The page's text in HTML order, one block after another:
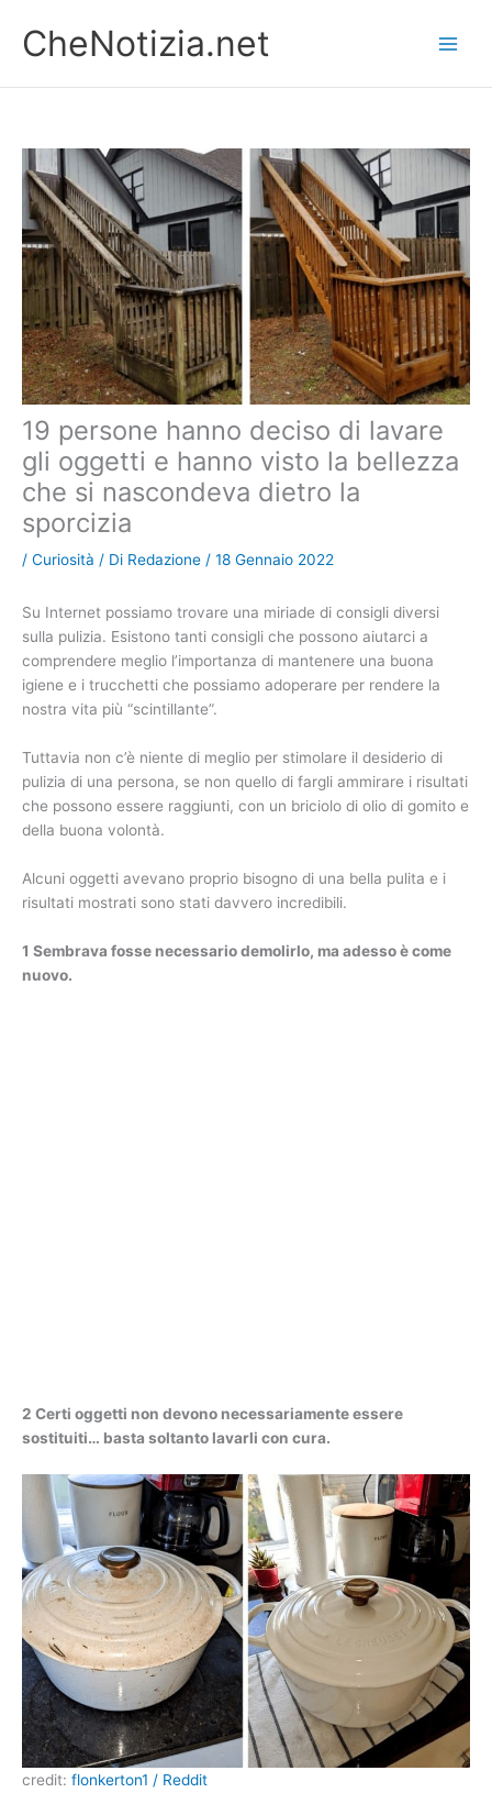
contenuto
CheNotizia.net
19 persone hanno deciso di lavare
gli oggetti e hanno visto la bellezza
che si nascondeva dietro la
sporcizia
/ Curiosità / Di Redazione / 18 Gennaio 2022
Su Internet possiamo trovare una miriade di consigli diversi
sulla pulizia. Esistono tanti consigli che possono aiutarci a
comprendere meglio l’importanza di mantenere una buona
igiene e i trucchetti che possiamo adoperare per rendere la
nostra vita più “scintillante”.
Tuttavia non c’è niente di meglio per stimolare il desiderio di
pulizia di una persona, se non quello di fargli ammirare i risultati
che possono essere raggiunti, con un briciolo di olio di gomito e
della buona volontà.
Alcuni oggetti avevano proprio bisogno di una bella pulita e i
risultati mostrati sono stati davvero incredibili.
1 Sembrava fosse necessario demolirlo, ma adesso è come
nuovo.
2 Certi oggetti non devono necessariamente essere
sostituiti… basta soltanto lavarli con cura.
credit: flonkerton1 / Reddit